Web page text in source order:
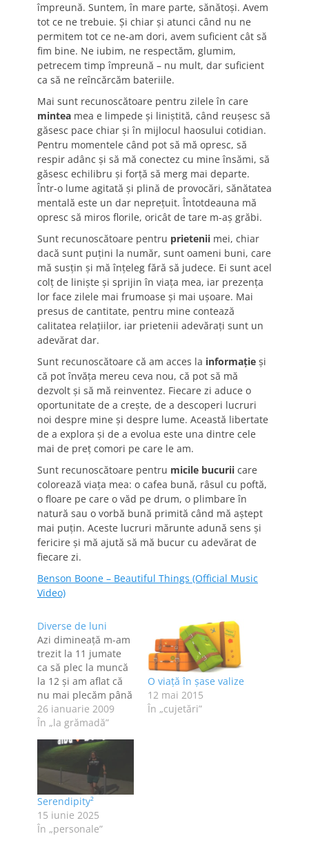
împreună. Suntem, în mare parte, sănătoși. Avem
tot ce ne trebuie. Și chiar și atunci când nu ne
permitem tot ce ne-am dori, avem suficient cât să
fim bine. Ne iubim, ne respectăm, glumim,
petrecem timp împreună – nu mult, dar suficient
ca să ne reîncărcăm bateriile.
Mai sunt recunoscătoare pentru zilele în care
mintea mea e limpede și liniștită, când reușesc să
găsesc pace chiar și în mijlocul haosului cotidian.
Pentru momentele când pot să mă opresc, să
respir adânc și să mă conectez cu mine însămi, să
găsesc echilibru și forță să merg mai departe.
Într-o lume agitată și plină de provocări, sănătatea
mentală este un dar neprețuit. Întotdeauna mă
opresc să miros florile, oricât de tare m-aș grăbi.
Sunt recunoscătoare pentru prietenii mei, chiar
dacă sunt puțini la număr, sunt oameni buni, care
mă susțin și mă înțeleg fără să judece. Ei sunt acel
colț de liniște și sprijin în viața mea, iar prezența
lor face zilele mai frumoase și mai ușoare. Mai
presus de cantitate, pentru mine contează
calitatea relațiilor, iar prietenii adevărați sunt un
adevărat dar.
Sunt recunoscătoare că am acces la informație și
că pot învăța mereu ceva nou, că pot să mă
dezvolt și să mă reinventez. Fiecare zi aduce o
oportunitate de a crește, de a descoperi lucruri
noi despre mine și despre lume. Această libertate
de a explora și de a evolua este una dintre cele
mai de preț comori pe care le am.
Sunt recunoscătoare pentru micile bucurii care
colorează viața mea: o cafea bună, râsul cu poftă,
o floare pe care o văd pe drum, o plimbare în
natură sau o vorbă bună primită când mă aștept
mai puțin. Aceste lucruri mărunte adună sens și
fericire și mă ajută să mă bucur cu adevărat de
fiecare zi.
Benson Boone – Beautiful Things (Official Music
Video)
Diverse de luni
Azi dimineaţă m-am
trezit la 11 jumate
ca să plec la muncă
la 12 şi am aflat că
nu mai plecăm până
la 4. Ăsta da început
de săptămână! Mă
întreb de ce
casieriţele de la
Kaufland trebuie să
treacă fiecare
produs prin faţa
cititorului de coduri
de bare, asta…
26 ianuarie 2009
În „la grămadă”
O viaţă în şase valize
12 mai 2015
În „cujetări”
Serendipity²
15 iunie 2025
În „personale”